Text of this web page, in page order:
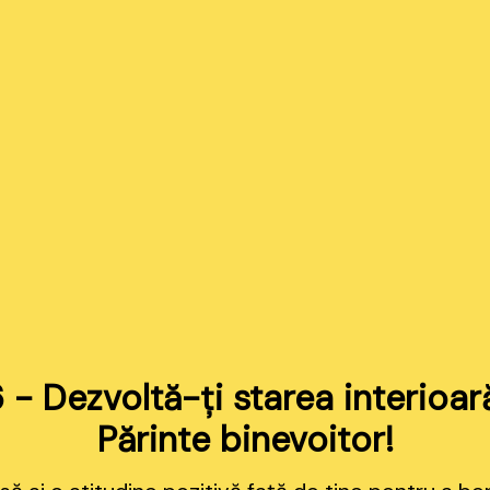
- Dezvoltă-ți starea
Părinte binevoitor!